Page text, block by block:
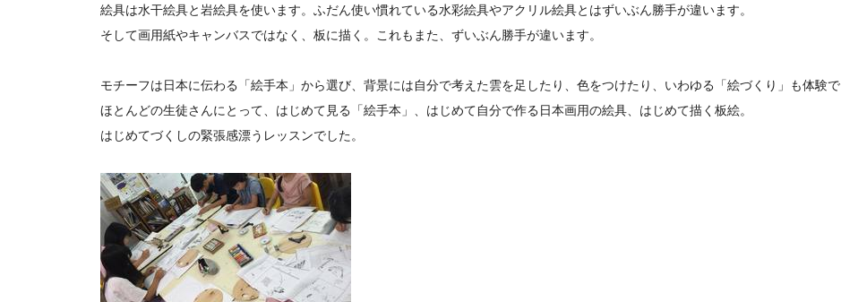
絵具は水干絵具と岩絵具を使います。ふだん使い慣れている水彩絵具やアクリル絵具とはずいぶん勝手が違います。
そして画用紙やキャンバスではなく、板に描く。これもまた、ずいぶん勝手が違います。
モチーフは日本に伝わる「絵手本」から選び、背景には自分で考えた雲を足したり、色をつけたり、いわゆる「絵づくり」も体験で
ほとんどの生徒さんにとって、はじめて見る「絵手本」、はじめて自分で作る日本画用の絵具、はじめて描く板絵。
はじめてづくしの緊張感漂うレッスンでした。